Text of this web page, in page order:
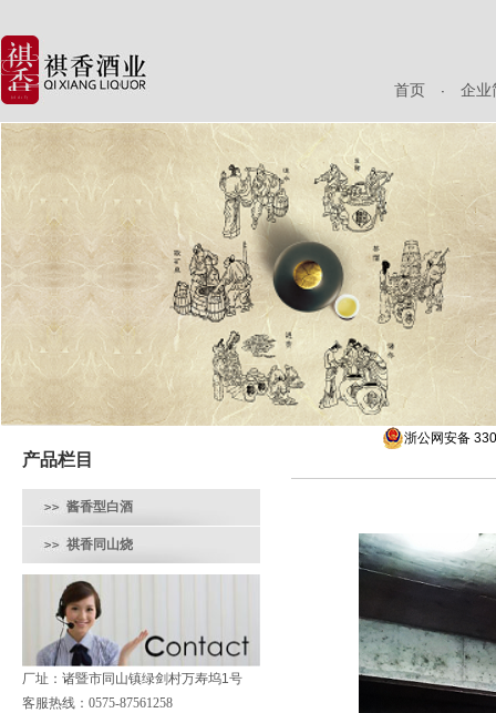
首页 企业
产品栏目
酱香型白酒
祺香同山烧
厂址：诸暨市同山镇绿剑村万寿坞1号
客服热线： 0575-87561258
浙公网安备